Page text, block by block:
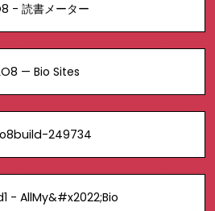
- 読書メーター
— Bio Sites
249734
- AllMy&#x2022;Bio